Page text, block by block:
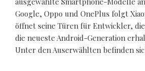
Google, Oppo und OnePlus folgt
öffnet seine Türen für Entwickler,
die neueste Android-Generation
Unter den Auserwählten befinden